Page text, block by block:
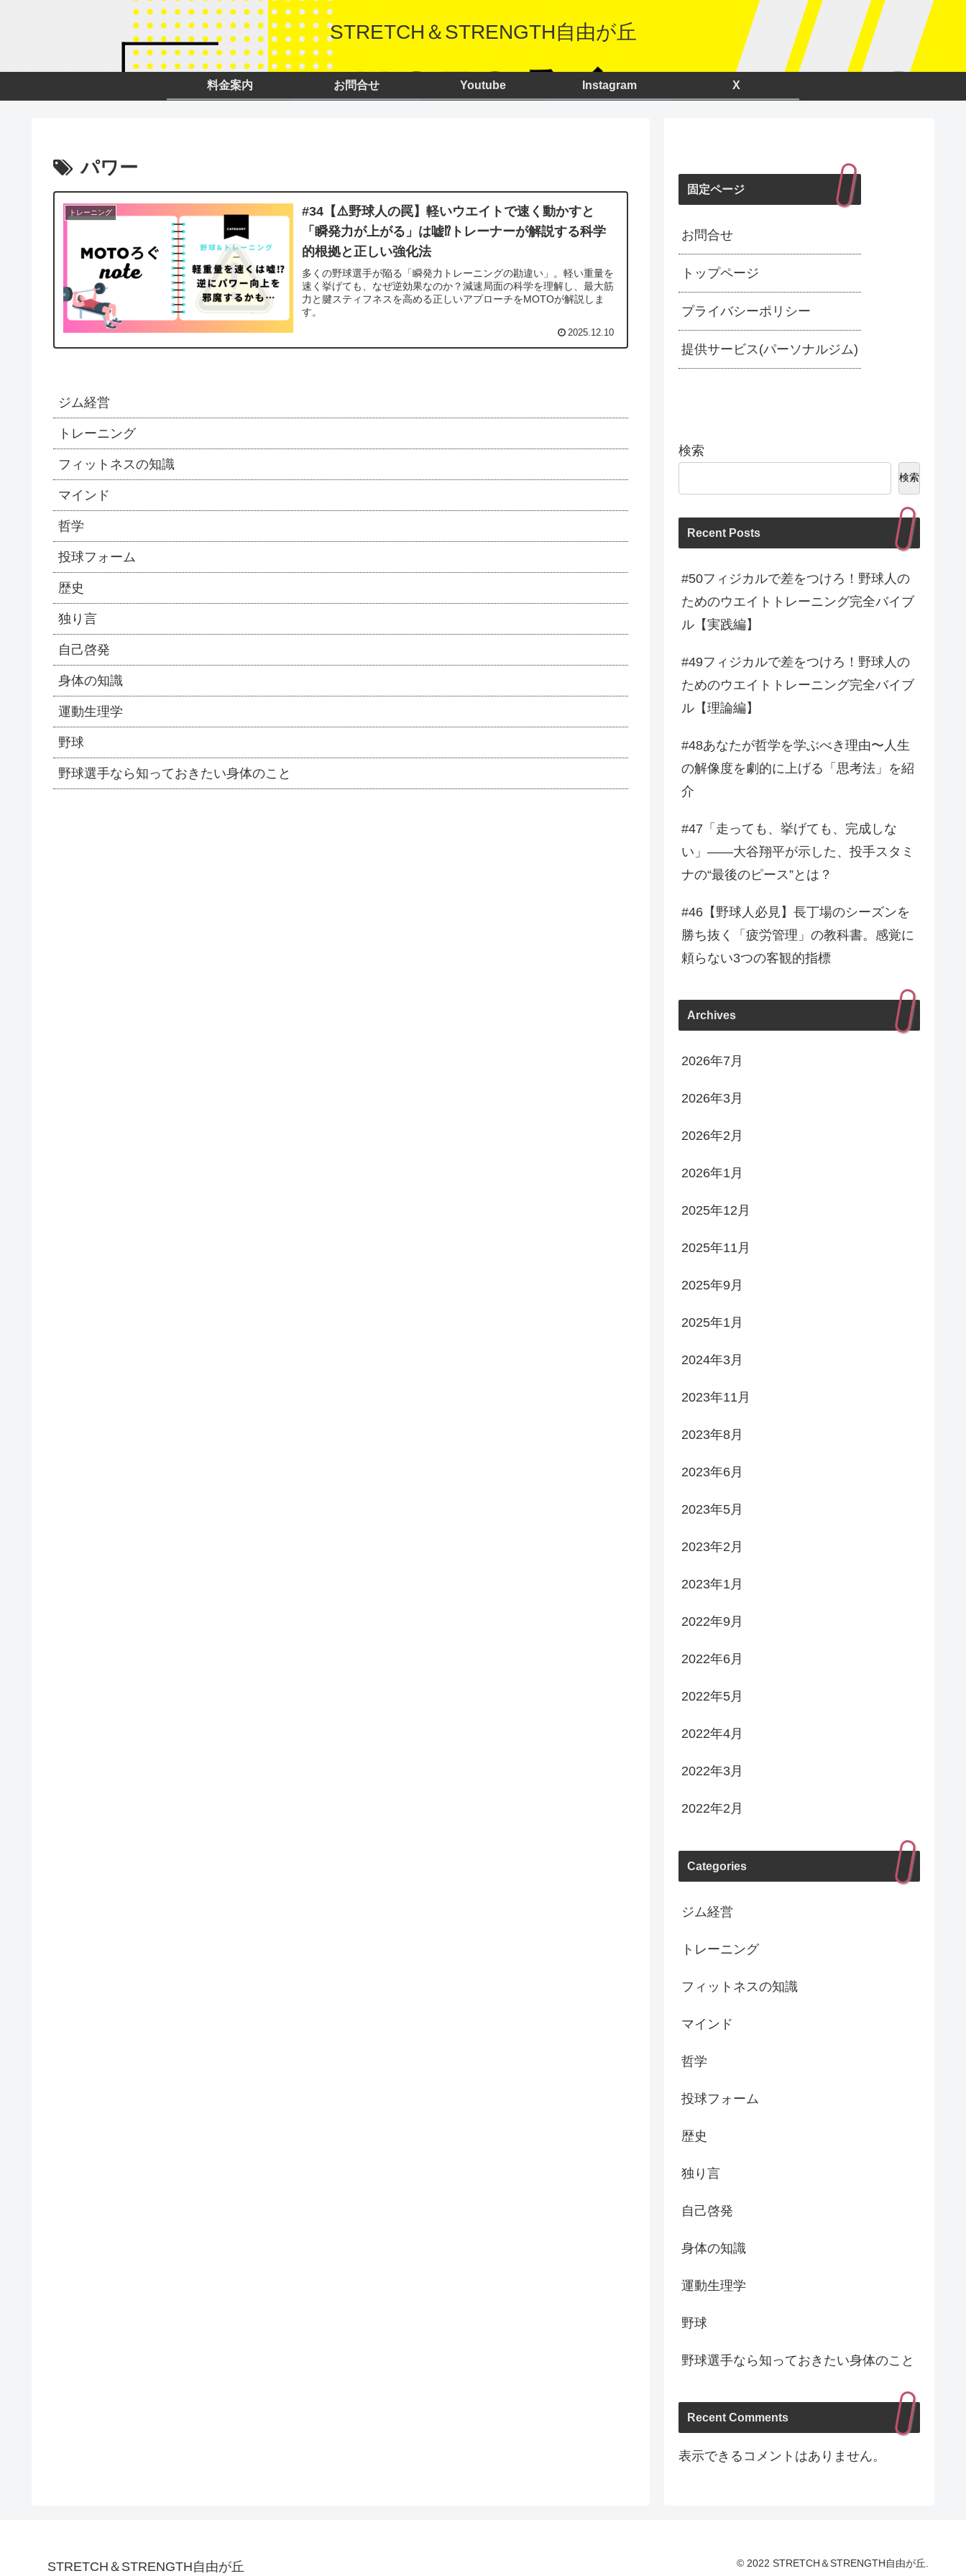
STRETCH＆STRENGTH自由が丘
料金案内 お問合せ Youtube Instagram X
パワー
トレーニング
#34【⚠️野球人の罠】軽いウエイトで速く動かすと
「瞬発力が上がる」は嘘⁉︎トレーナーが解説する科学
的根拠と正しい強化法
多くの野球選手が陥る「瞬発力トレーニングの勘違い」。軽い重量を
速く挙げても、なぜ逆効果なのか？減速局面の科学を理解し、最大筋
力と腱スティフネスを高める正しいアプローチをMOTOが解説しま
す。
2025.12.10
ジム経営
トレーニング
フィットネスの知識
マインド
哲学
投球フォーム
歴史
独り言
自己啓発
身体の知識
運動生理学
野球
野球選手なら知っておきたい身体のこと
固定ページ
お問合せ
トップページ
プライバシーポリシー
提供サービス(パーソナルジム)
検索
検索
Recent Posts
#50フィジカルで差をつけろ！野球人の
ためのウエイトトレーニング完全バイブ
ル【実践編】
#49フィジカルで差をつけろ！野球人の
ためのウエイトトレーニング完全バイブ
ル【理論編】
#48あなたが哲学を学ぶべき理由〜人生
の解像度を劇的に上げる「思考法」を紹
介
#47「走っても、挙げても、完成しな
い」——大谷翔平が示した、投手スタミ
ナの“最後のピース”とは？
#46【野球人必見】長丁場のシーズンを
勝ち抜く「疲労管理」の教科書。感覚に
頼らない3つの客観的指標
Archives
2026年7月
2026年3月
2026年2月
2026年1月
2025年12月
2025年11月
2025年9月
2025年1月
2024年3月
2023年11月
2023年8月
2023年6月
2023年5月
2023年2月
2023年1月
2022年9月
2022年6月
2022年5月
2022年4月
2022年3月
2022年2月
Categories
ジム経営
トレーニング
フィットネスの知識
マインド
哲学
投球フォーム
歴史
独り言
自己啓発
身体の知識
運動生理学
野球
野球選手なら知っておきたい身体のこと
Recent Comments
表示できるコメントはありません。
STRETCH＆STRENGTH自由が丘 © 2022 STRETCH＆STRENGTH自由が丘.